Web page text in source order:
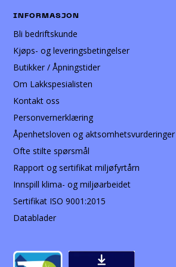
INFORMASJON
Bli bedriftskunde
Kjøps- og leveringsbetingelser
Butikker / Åpningstider
Om Lakkspesialisten
Kontakt oss
Personvernerklæring
Åpenhetsloven og aktsomhetsvurderinger
Ofte stilte spørsmål
Rapport og sertifikat miljøfyrtårn
Innspill klima- og miljøarbeidet
Sertifikat ISO 9001:2015
Datablader